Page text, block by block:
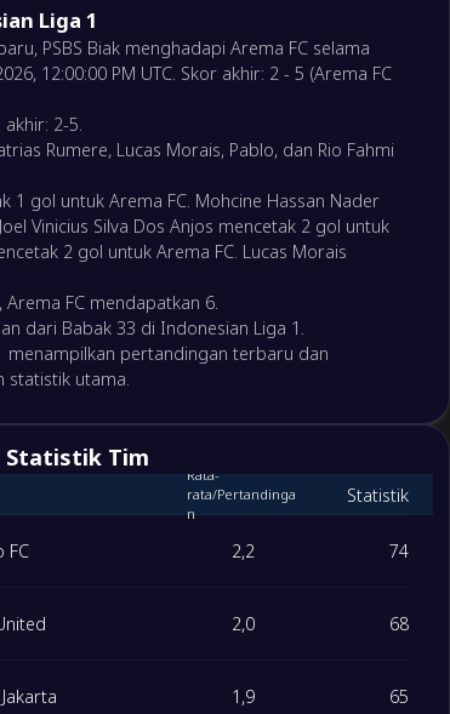
3
2
0
1
2
Liga 1
PSBS Biak menghadapi Arema FC selama
12:00:00 PM UTC. Skor akhir: 2 - 5 (Arema FC
2-5.
Rumere, Lucas Morais, Pablo, dan Rio Fahmi
1 gol untuk Arema FC. Mohcine Hassan Nader
Vinicius Silva Dos Anjos mencetak 2 gol untuk
2 gol untuk Arema FC. Lucas Morais
Arema FC mendapatkan 6.
dari Babak 33 di Indonesian Liga 1.
menampilkan pertandingan terbaru dan
statistik utama.
Statistik Tim
Rata-
rata/Pertandinga
n
Statistik
FC 2,2 74
2,0 68
1,9 65